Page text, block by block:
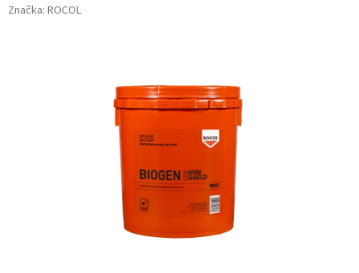
Značka: ROCOL